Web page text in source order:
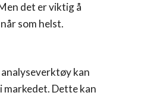
det er viktig å
som helst.
kan
markedet. Dette kan